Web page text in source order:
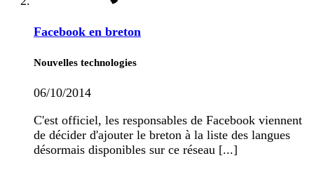
Facebook en breton
Nouvelles technologies
06/10/2014
C'est officiel, les responsables de Facebook viennent
de décider d'ajouter le breton à la liste des langues
désormais disponibles sur ce réseau [...]